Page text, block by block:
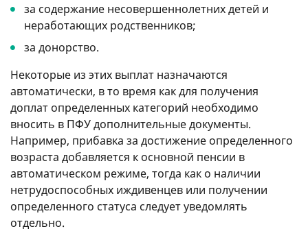
за содержание несовершеннолетних детей и
неработающих родственников;
за донорство.
Некоторые из этих выплат назначаются
автоматически, в то время как для получения
доплат определенных категорий необходимо
вносить в ПФУ дополнительные документы.
Например, прибавка за достижение определенного
возраста добавляется к основной пенсии в
автоматическом режиме, тогда как о наличии
нетрудоспособных иждивенцев или получении
определенного статуса следует уведомлять
отдельно.